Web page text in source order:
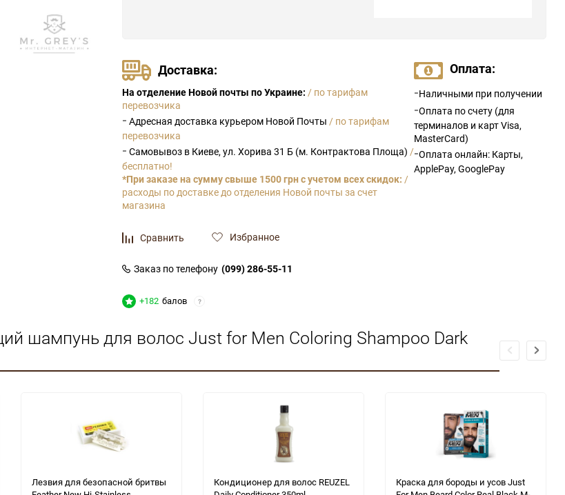
Доставка:
На отделение Новой почты по Украине: / по тарифам
перевозчика
- Адресная доставка курьером Новой Почты / по тарифам
перевозчика
- Самовывоз в Киеве, ул. Хорива 31 Б (м. Контрактова Площа) /
бесплатно!
*При заказе на сумму свыше 1500 грн с учетом всех скидок: /
расходы по доставке до отделения Новой почты за счет
магазина
Оплата:
-Наличными при получении
-Оплата по счету (для
терминалов и карт Visa,
MasterCard)
-Оплата онлайн: Карты,
ApplePay, GooglePay
Сравнить Избранное
Заказ по телефону (099) 286-55-11
+182 балов ?
шампунь для волос Just for Men Coloring Shampoo Dark
Лезвия для безопасной бритвы
Кондиционер для волос REUZEL
Краска для бороды и усов Just